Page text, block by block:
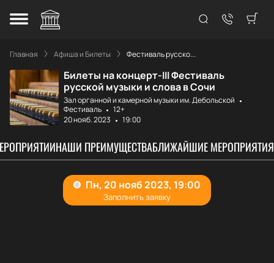
Главная Афиша и Билеты Фестиваль русско...
Билеты на концерт-III Фестиваль
русской музыки и слова в Сочи
Зал органной и камерной музыки им. Дебольской
Фестиваль
12+
20 нояб. 2023
19:00
НАШИ ПРЕИМУЩЕСТВАБЛИЖАЙШИЕ МЕРОПРИЯТИЯ